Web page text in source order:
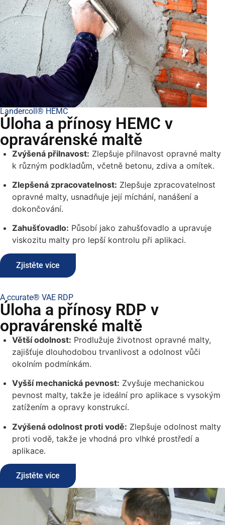
Landercoll® HEMC
Úloha a přínosy HEMC v
opravárenské maltě
Zvýšená přilnavost: Zlepšuje přilnavost opravné malty
k různým podkladům, včetně betonu, zdiva a omítek.
Zlepšená zpracovatelnost: Zlepšuje zpracovatelnost
opravné malty, usnadňuje její míchání, nanášení a
dokončování.
Zahušťovadlo: Působí jako zahušťovadlo a upravuje
viskozitu malty pro lepší kontrolu při aplikaci.
Zjistěte více
A ccurate® VAE RDP
Úloha a přínosy RDP v
opravárenské maltě
Větší odolnost: Prodlužuje životnost opravné malty,
zajišťuje dlouhodobou trvanlivost a odolnost vůči
okolním podmínkám.
Vyšší mechanická pevnost: Zvyšuje mechanickou
pevnost malty, takže je ideální pro aplikace s vysokým
zatížením a opravy konstrukcí.
Zvýšená odolnost proti vodě: Zlepšuje odolnost malty
proti vodě, takže je vhodná pro vlhké prostředí a
aplikace.
Zjistěte více